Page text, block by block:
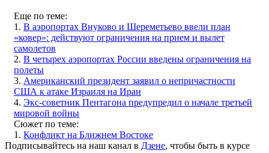
Еще по теме:
1. В аэропортах Внуково и Шереметьево ввели план
«ковер»: действуют ограничения на прием и вылет
самолетов
2. В четырех аэропортах России введены ограничения на
полеты
3. Американский президент заявил о непричастности
США к атаке Израиля на Иран
4. Экс-советник Пентагона предупредил о начале третьей
мировой войны
Сюжет по теме:
1. Конфликт на Ближнем Востоке
Подписывайтесь на наш канал в Дзене, чтобы быть в курсе